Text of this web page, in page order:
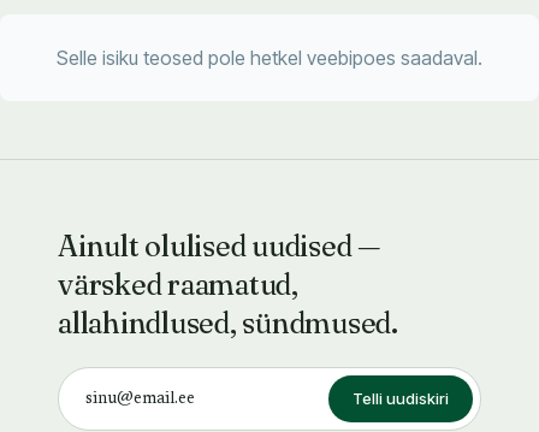
Selle isiku teosed pole hetkel veebipoes saadaval.
Ainult olulised uudised —
värsked raamatud,
allahindlused, sündmused.
Telli uudiskiri